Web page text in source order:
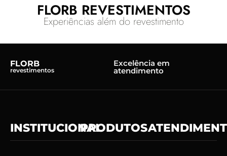
FLORB REVESTIMENTOS
Experiências além do revestimento
FLORB
revestimentos
Excelência em
atendimento
INSTITUCIONALPRODUTOS